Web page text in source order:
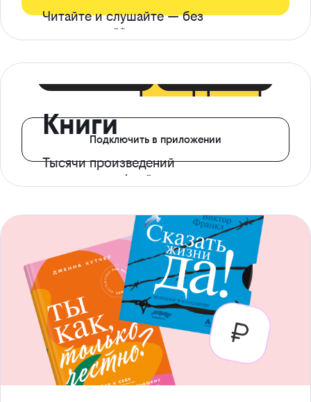
Читайте и слушайте — без
ограничений*
Книги
Тысячи произведений
с доступом офлайн
Подключить в приложении